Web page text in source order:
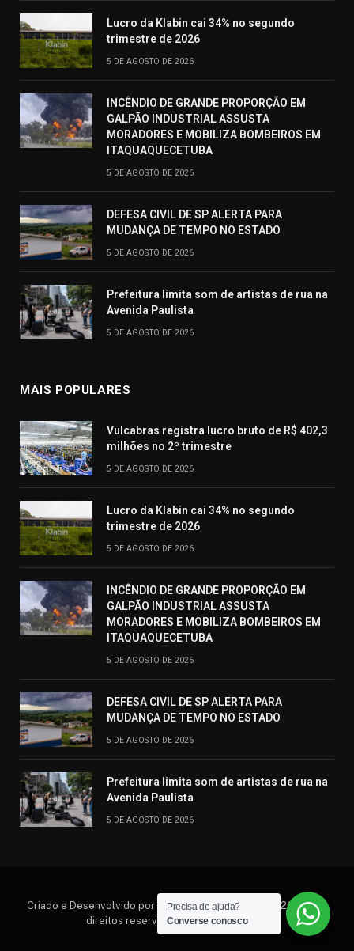
Lucro da Klabin cai 34% no segundo
trimestre de 2026
5 DE AGOSTO DE 2026
INCÊNDIO DE GRANDE PROPORÇÃO EM
GALPÃO INDUSTRIAL ASSUSTA
MORADORES E MOBILIZA BOMBEIROS EM
ITAQUAQUECETUBA
5 DE AGOSTO DE 2026
DEFESA CIVIL DE SP ALERTA PARA
MUDANÇA DE TEMPO NO ESTADO
5 DE AGOSTO DE 2026
Prefeitura limita som de artistas de rua na
Avenida Paulista
5 DE AGOSTO DE 2026
MAIS POPULARES
Vulcabras registra lucro bruto de R$ 402,3
milhões no 2º trimestre
5 DE AGOSTO DE 2026
Lucro da Klabin cai 34% no segundo
trimestre de 2026
5 DE AGOSTO DE 2026
INCÊNDIO DE GRANDE PROPORÇÃO EM
GALPÃO INDUSTRIAL ASSUSTA
MORADORES E MOBILIZA BOMBEIROS EM
ITAQUAQUECETUBA
5 DE AGOSTO DE 2026
DEFESA CIVIL DE SP ALERTA PARA
MUDANÇA DE TEMPO NO ESTADO
5 DE AGOSTO DE 2026
Prefeitura limita som de artistas de rua na
Avenida Paulista
5 DE AGOSTO DE 2026
Criado e Desenvolvido por Hosting Prime Brasil © 2026 Todos
direitos reservados. (11) 95552.6792
Precisa de ajuda?
Converse conosco